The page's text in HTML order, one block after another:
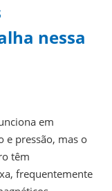
nessa
em
e pressão, mas o
têm
frequentemente